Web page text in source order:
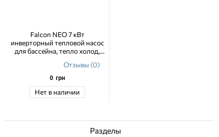
Falcon NEO 7 кВт
инверторный тепловой насос
для бассейна, тепло холод,
Отзывы (0)
0 грн
Нет в наличии
Разделы